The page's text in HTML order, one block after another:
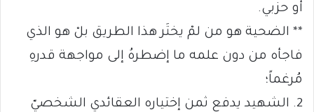
أو حزبي.
** الضحية هو من لمْ يختَر هذا الطريق بلْ هو الذي
فاجأه من دون علمه ما إضطرهُ إلى مواجهة قدرهِ
مُرغماً؛
2. الشهيد يدفع ثمن إختياره العقائدي الشخصيّ